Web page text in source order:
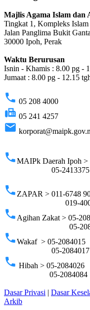
Majlis Agama Islam dan
Tingkat 1, Kompleks
Jalan Panglima Bukit
30000 Ipoh, Perak
Waktu Berurusan
Isnin - Khamis : 8.00 pg -
Jumaat : 8.00 pg - 12.15
phone 05 208 4000
fax 05 241 4257
email
phoneMAIPk Daerah Ipoh >
05-2413375
phone ZAPAR > 011-6748
019-400
phone Agihan Zakat > 05-
05-
phoneWakaf > 05-2084015
05-2084017
phone Hibah > 05-2084026
05-2084084
Dasar Privasi | Dasar
Arkib